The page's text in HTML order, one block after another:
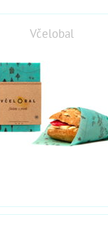
Včelobal